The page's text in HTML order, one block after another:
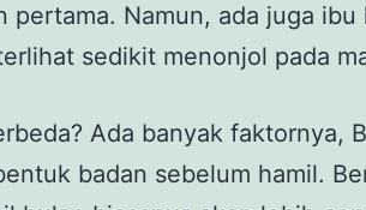
pertama. Namun, ada juga ibu
sedikit menonjol pada
Ada banyak faktornya,
badan sebelum hamil.